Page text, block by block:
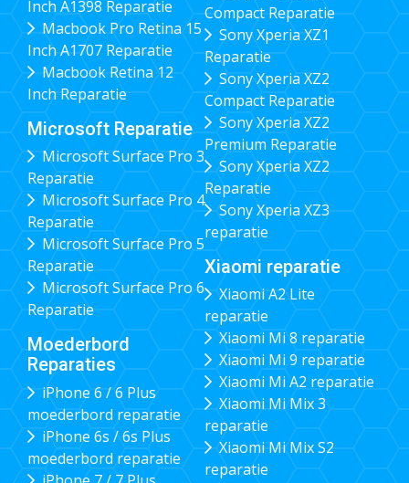
Inch A1398 Reparatie
Macbook Pro Retina 15
Inch A1707 Reparatie
Macbook Retina 12
Inch Reparatie
Microsoft Reparatie
Microsoft Surface Pro 3
Reparatie
Microsoft Surface Pro 4
Reparatie
Microsoft Surface Pro 5
Reparatie
Microsoft Surface Pro 6
Reparatie
Moederbord
Reparaties
iPhone 6 / 6 Plus
moederbord reparatie
iPhone 6s / 6s Plus
moederbord reparatie
Compact Reparatie
Sony Xperia XZ1
Reparatie
Sony Xperia XZ2
Compact Reparatie
Sony Xperia XZ2
Premium Reparatie
Sony Xperia XZ2
Reparatie
Sony Xperia XZ3
reparatie
Xiaomi reparatie
Xiaomi A2 Lite
reparatie
Xiaomi Mi 8 reparatie
Xiaomi Mi 9 reparatie
Xiaomi Mi A2 reparatie
Xiaomi Mi Mix 3
reparatie
Xiaomi Mi Mix S2
reparatie